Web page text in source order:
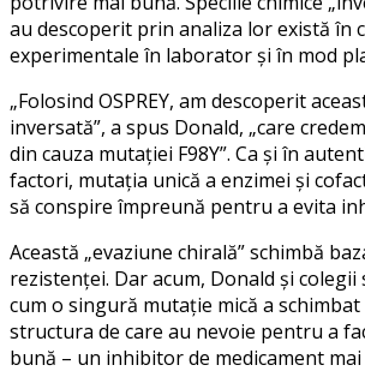
au descoperit prin analiza lor există în
experimentale în laborator și în mod
„Folosind OSPREY, am descoperit
inversată”, a spus Donald, „care
din cauza mutației F98Y”. Ca și în
factori, mutația unică a enzimei și
să conspire împreună pentru a evita
Această „evaziune chirală” schimbă
rezistenței. Dar acum, Donald și
cum o singură mutație mică a schimbat
structura de care au nevoie pentru a
bună – un inhibitor de medicament mai